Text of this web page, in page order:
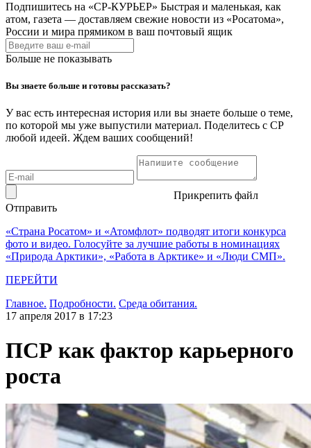
Подпишитесь на «СР-КУРЬЕР» Быстрая и маленькая, как
атом, газета — доставляем свежие новости из «Росатома»,
России и мира прямиком в ваш почтовый ящик
Больше не показывать
Вы знаете больше и готовы рассказать?
У вас есть интересная история или вы знаете больше о теме,
по которой мы уже выпустили материал. Поделитесь с СР
любой идеей. Ждем ваших сообщений!
Прикрепить файл
Отправить
«Страна Росатом» и «Атомфлот» подводят итоги конкурса
фото и видео. Голосуйте за лучшие работы в номинациях
«Природа Арктики», «Работа в Арктике» и «Люди СМП».
ПЕРЕЙТИ
Главное. Подробности. Среда обитания.
17 апреля 2017 в 17:23
ПСР как фактор карьерного
роста